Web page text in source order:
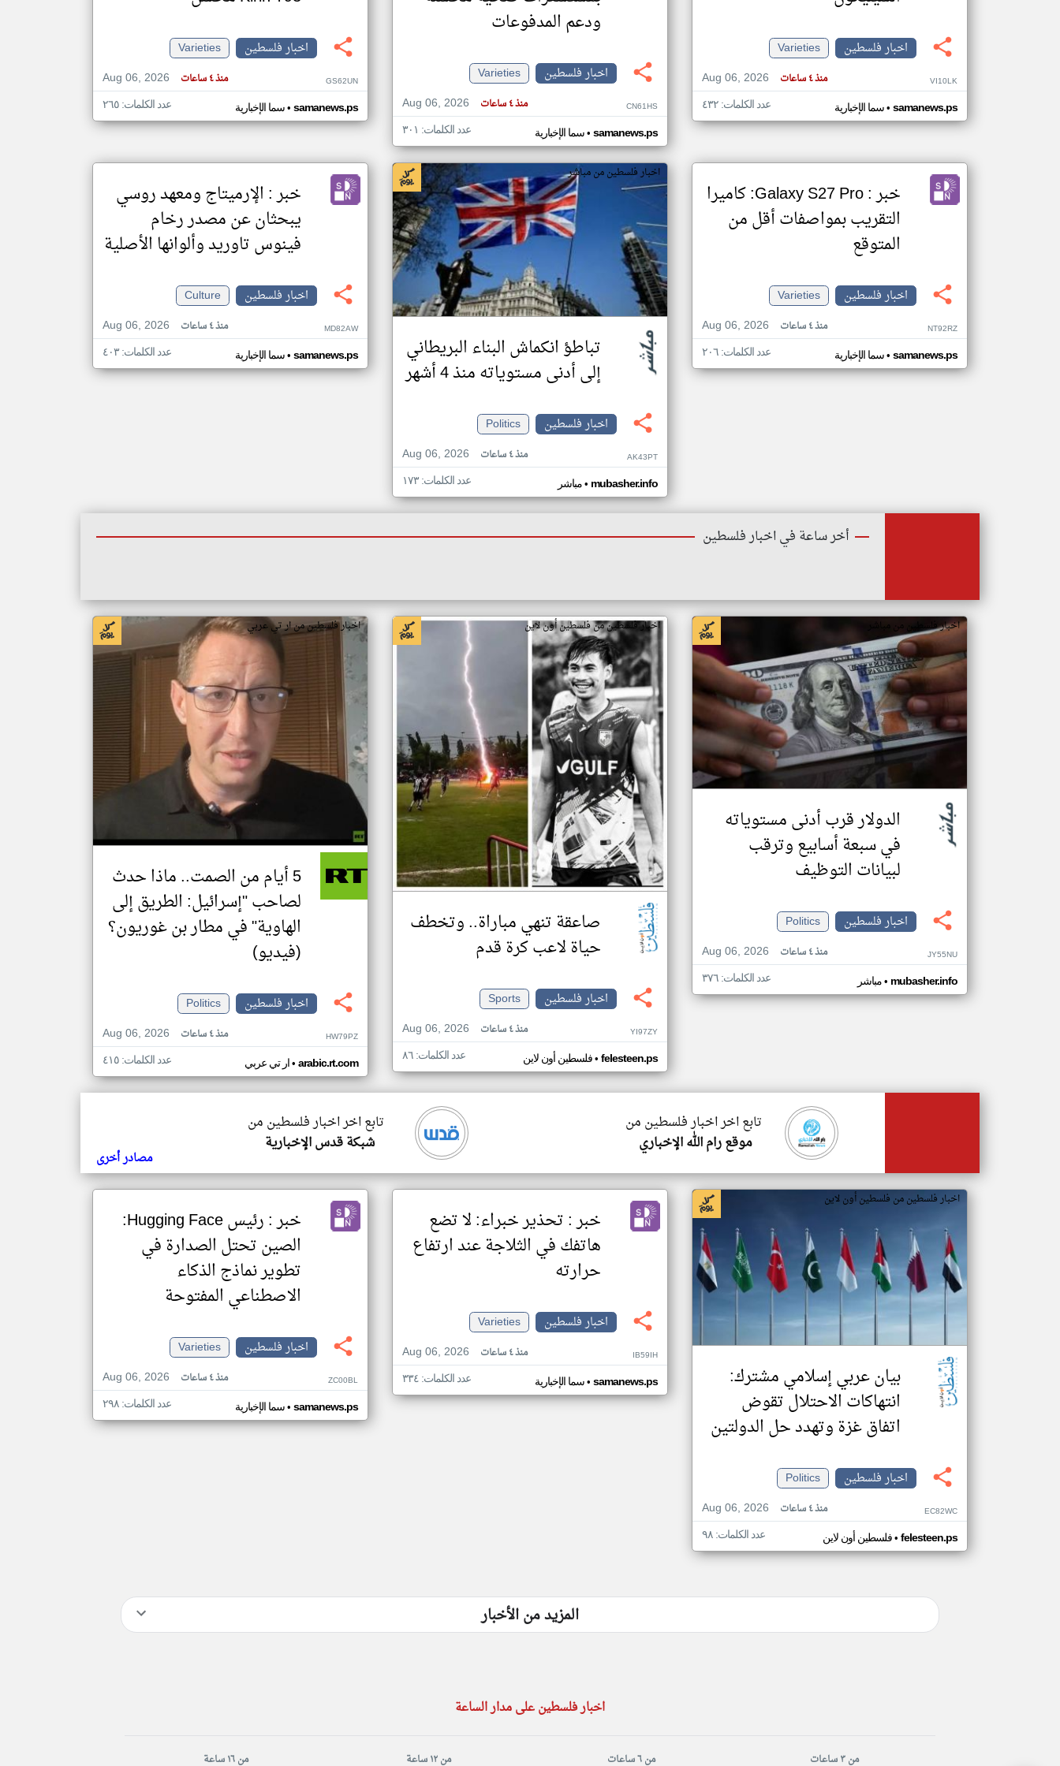
مصادر الأخبار من فلسطين
اخبار فلسطين على مدار الساعة
أهم اخبار فلسطين العاجلة والمباشرة
اخبار فلسطين
Varieties
Aug 06, 2026
منذ ٤ ساعات VI10LK
سما الإخبارية• samanews.ps عدد الكلمات: ٤٣٢
ودعم المدفوعات
اخبار فلسطين
Varieties
Aug 06, 2026
منذ ٤ ساعات CN61HS
سما الإخبارية• samanews.ps عدد الكلمات: ٣٠١
اخبار فلسطين
Varieties
Aug 06, 2026
منذ ٤ ساعات GS62UN
سما الإخبارية• samanews.ps عدد الكلمات: ٢٦٥
خبر : Galaxy S27 Pro: كاميرا
التقريب بمواصفات أقل من
المتوقع
اخبار فلسطين
Varieties
Aug 06, 2026
منذ ٤ ساعات NT92RZ
سما الإخبارية• samanews.ps عدد الكلمات: ٢٠٦
اخبار فلسطين من مباشر
تباطؤ انكماش البناء البريطاني
إلى أدنى مستوياته منذ 4 أشهر
اخبار فلسطين
Politics
Aug 06, 2026
منذ ٤ ساعات AK43PT
مباشر• mubasher.info عدد الكلمات: ١٧٣
خبر : الإرميتاج ومعهد روسي
يبحثان عن مصدر رخام
فينوس تاوريد وألوانها الأصلية
اخبار فلسطين
Culture
Aug 06, 2026
منذ ٤ ساعات MD82AW
سما الإخبارية• samanews.ps عدد الكلمات: ٤٠٣
أخر ساعة في اخبار فلسطين
اخبار فلسطين من مباشر
الدولار قرب أدنى مستوياته
في سبعة أسابيع وترقب
لبيانات التوظيف
اخبار فلسطين
Politics
Aug 06, 2026
منذ ٤ ساعات JY55NU
مباشر• mubasher.info عدد الكلمات: ٣٧٦
اخبار فلسطين من فلسطين أون لاين
صاعقة تنهي مباراة.. وتخطف
حياة لاعب كرة قدم
اخبار فلسطين
Sports
Aug 06, 2026
منذ ٤ ساعات YI97ZY
فلسطين أون لاين• felesteen.ps عدد الكلمات: ٨٦
اخبار فلسطين من ار تي عربي
5 أيام من الصمت.. ماذا حدث
لصاحب "إسرائيل: الطريق إلى
الهاوية" في مطار بن غوريون؟
(فيديو)
اخبار فلسطين
Politics
Aug 06, 2026
منذ ٤ ساعات HW79PZ
ار تي عربي• arabic.rt.com عدد الكلمات: ٤١٥
تابع اخر اخبار فلسطين من
شبكة قدس الإخبارية
تابع اخر اخبار فلسطين من
موقع رام الله الإخباري
مصادر أخرى
اخبار فلسطين من فلسطين أون لاين
بيان عربي إسلامي مشترك:
انتهاكات الاحتلال تقوض
اتفاق غزة وتهدد حل الدولتين
اخبار فلسطين
Politics
Aug 06, 2026
منذ ٤ ساعات EC82WC
فلسطين أون لاين• felesteen.ps عدد الكلمات: ٩٨
خبر : تحذير خبراء: لا تضع
هاتفك في الثلاجة عند ارتفاع
حرارته
اخبار فلسطين
Varieties
Aug 06, 2026
منذ ٤ ساعات IB59IH
سما الإخبارية• samanews.ps عدد الكلمات: ٣٣٤
خبر : رئيس Hugging Face:
الصين تحتل الصدارة في
تطوير نماذج الذكاء
الاصطناعي المفتوحة
اخبار فلسطين
Varieties
Aug 06, 2026
منذ ٤ ساعات ZC00BL
سما الإخبارية• samanews.ps عدد الكلمات: ٢٩٨
المزيد من الأخبار
اخبار فلسطين على مدار الساعة
من ٣ ساعات من ٦ ساعات من ١٢ ساعة من ١٦ ساعة
klyoum.com